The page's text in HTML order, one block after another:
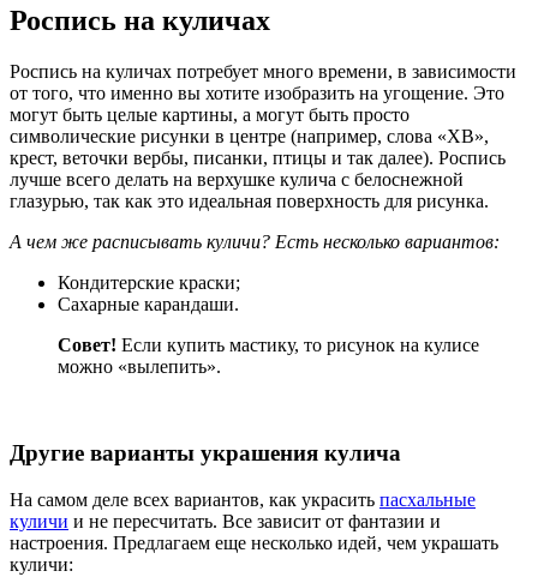
Роспись на куличах
Роспись на куличах потребует много времени, в зависимости
от того, что именно вы хотите изобразить на угощение. Это
могут быть целые картины, а могут быть просто
символические рисунки в центре (например, слова «ХВ»,
крест, веточки вербы, писанки, птицы и так далее). Роспись
лучше всего делать на верхушке кулича с белоснежной
глазурью, так как это идеальная поверхность для рисунка.
А чем же расписывать куличи? Есть несколько вариантов:
Кондитерские краски;
Сахарные карандаши.
Совет! Если купить мастику, то рисунок на кулисе
можно «вылепить».
Другие варианты украшения кулича
На самом деле всех вариантов, как украсить пасхальные
куличи и не пересчитать. Все зависит от фантазии и
настроения. Предлагаем еще несколько идей, чем украшать
куличи: